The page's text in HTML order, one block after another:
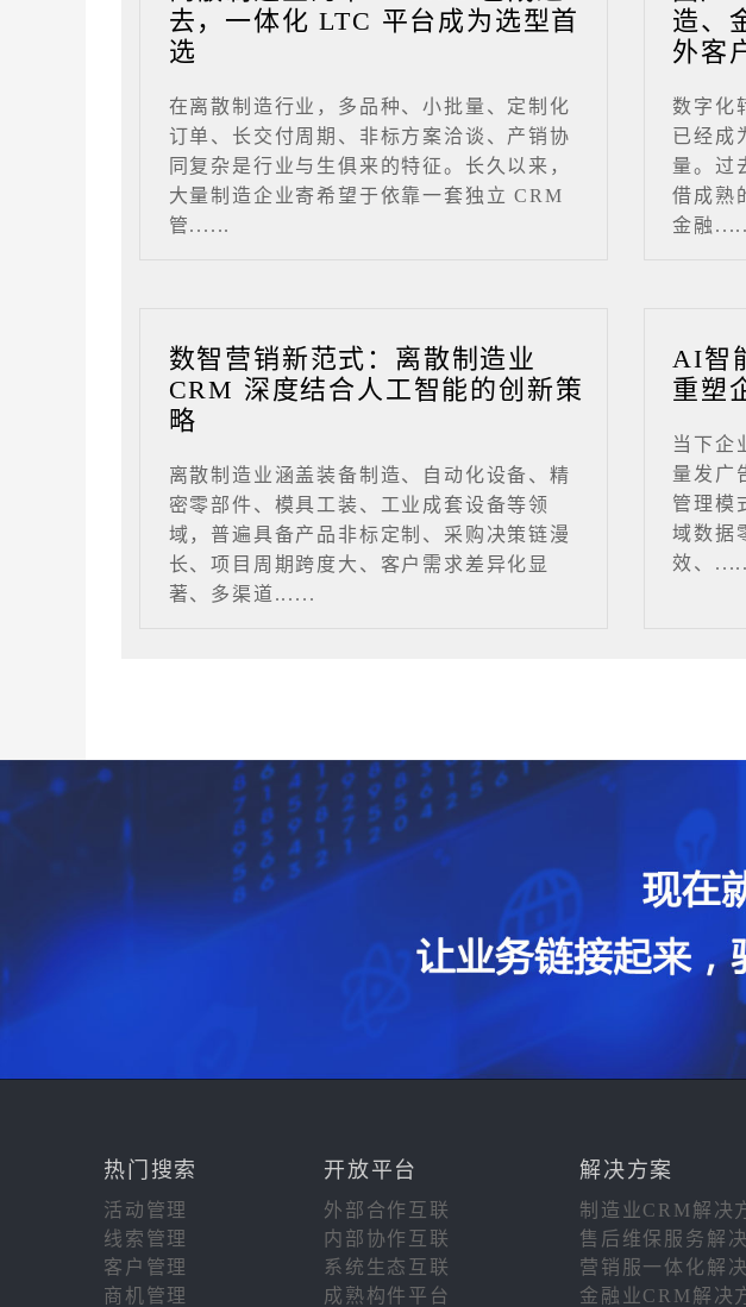
去，一体化 LTC 平台成为选型首
选
在离散制造行业，多品种、小批量、定制化
订单、长交付周期、非标方案洽谈、产销协
同复杂是行业与生俱来的特征。长久以来，
大量制造企业寄希望于依靠一套独立 CRM
管......
造、
外客
数字化
已经成
量。过
借成熟
金融
数智营销新范式：离散制造业
CRM 深度结合人工智能的创新策
略
离散制造业涵盖装备制造、自动化设备、精
密零部件、模具工装、工业成套设备等领
域，普遍具备产品非标定制、采购决策链漫
长、项目周期跨度大、客户需求差异化显
著、多渠道......
AI智
重塑
当下企
量发广
管理模
域数据
效、
热门搜索 开放平台
活动管理
外部合作互联
线索管理
内部协作互联
客户管理
系统生态互联
商机管理
成熟构件平台
解决方案
制造业CRM解决
售后维保服务解
营销服一体化解
金融业CRM解决